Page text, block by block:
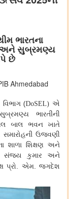
ભારતના
અને સુબ્રમણ્ય
છે
Ahmedabad
વિભાગ (DoSEL) એ
ભારતીની
બાલ ભવન ખાતે
સમારોહની ઉજવણી
શાળા શિક્ષણ અને
સંજય કુમાર
અને
પ્રો. એમ. જગદેશ